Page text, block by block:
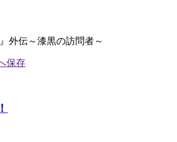
』外伝～漆黒の訪問者～